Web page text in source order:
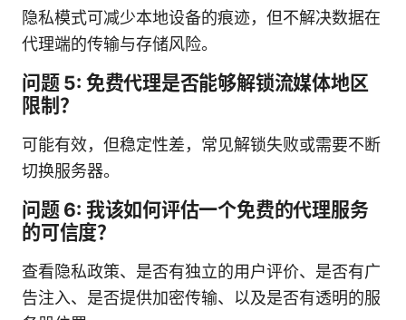
隐私模式可减少本地设备的痕迹，但不解决数据在
代理端的传输与存储风险。
问题 5: 免费代理是否能够解锁流媒体地区
限制？
可能有效，但稳定性差，常见解锁失败或需要不断
切换服务器。
问题 6: 我该如何评估一个免费的代理服务
的可信度？
查看隐私政策、是否有独立的用户评价、是否有广
告注入、是否提供加密传输、以及是否有透明的服